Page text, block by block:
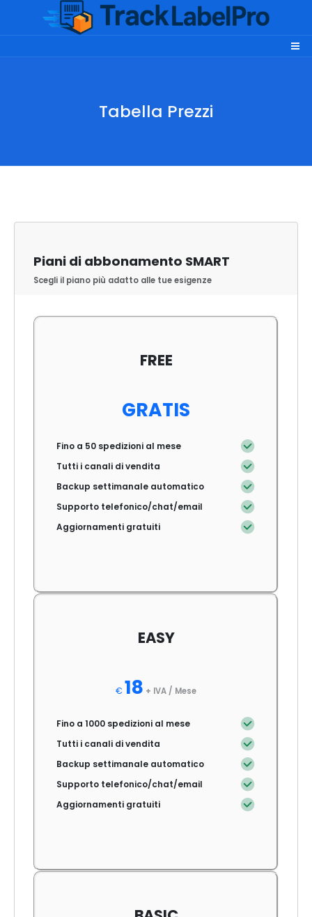
Tabella Prezzi
Piani di abbonamento SMART
Scegli il piano più adatto alle tue esigenze
FREE
GRATIS
Fino a 50 spedizioni al mese
Tutti i canali di vendita
Backup settimanale automatico
Supporto telefonico/chat/email
Aggiornamenti gratuiti
EASY
€ 18 + IVA / Mese
Fino a 1000 spedizioni al mese
Tutti i canali di vendita
Backup settimanale automatico
Supporto telefonico/chat/email
Aggiornamenti gratuiti